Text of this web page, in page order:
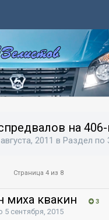
на
2011 в Раздел по
Страница 4 из 8
миха квакин 3
5 сентября, 2015